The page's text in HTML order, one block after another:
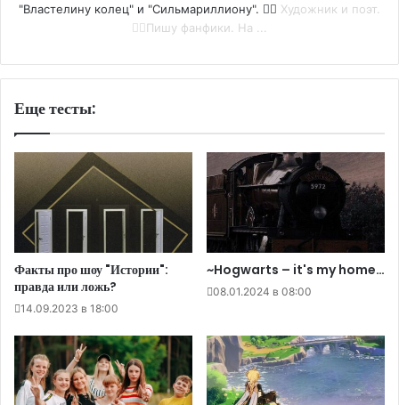
"Властелину колец" и "Сильмариллиону". ❤️‍🔥 Художник и поэт.
❤️‍🔥Пишу фанфики. На ...
Еще тесты:
Факты про шоу "Истории":
правда или ложь?
14.09.2023 в 18:00
~Hogwarts – it's my home…
08.01.2024 в 08:00